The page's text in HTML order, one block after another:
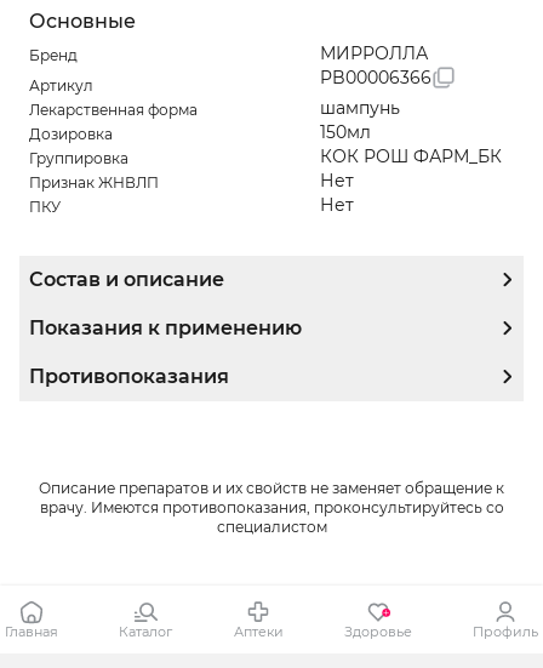
Основные
Бренд МИРРОЛЛА
Артикул PB00006366
Лекарственная форма шампунь
Дозировка 150мл
Группировка КОК РОШ ФАРМ_БК
Признак ЖНВЛП Нет
ПКУ Нет
Состав и описание
Показания к применению
Противопоказания
Описание препаратов и их свойств не заменяет обращение к
врачу. Имеются противопоказания, проконсультируйтесь со
специалистом
Главная Каталог Аптеки Здоровье Профиль